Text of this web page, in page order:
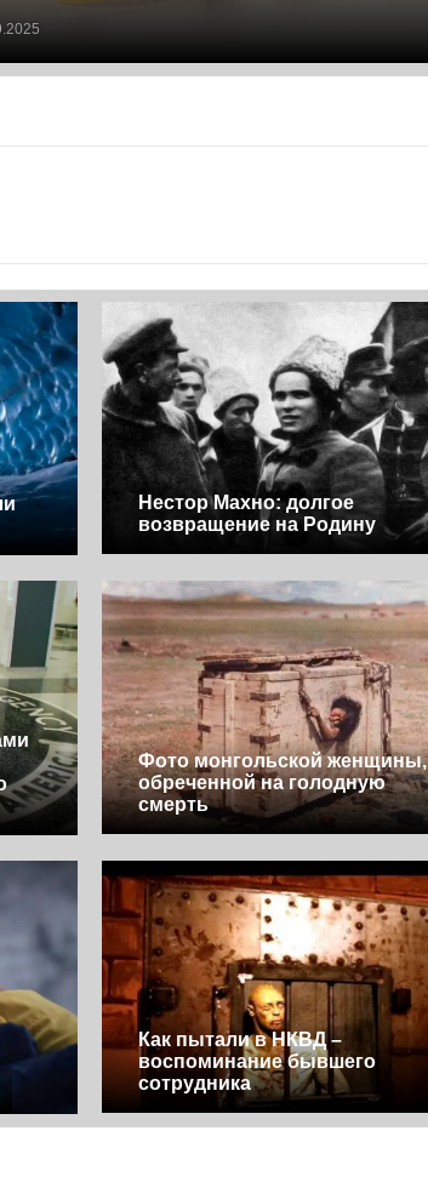
Нестор Махно: долгое
возвращение на Родину
Фото монгольской женщины,
обреченной на голодную
смерть
Как пытали в НКВД –
воспоминание бывшего
сотрудника